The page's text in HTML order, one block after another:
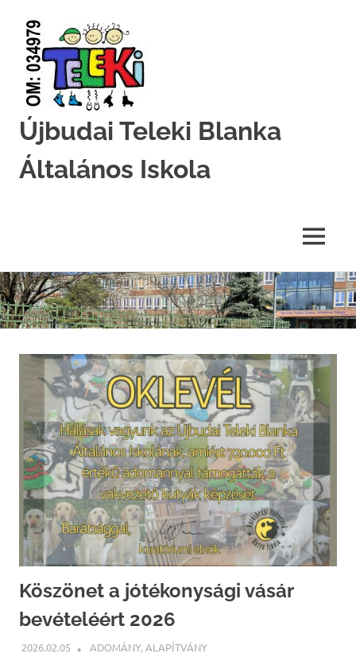
Skip
to
content
Újbudai Teleki Blanka
Általános Iskola
MENU
Köszönet a jótékonysági vásár
bevételéért 2026
2026.02.05 BÁRTFAI JUDIT
ADOMÁNY,ALAPÍTVÁNY